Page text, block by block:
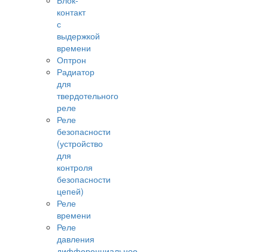
контакт
с
выдержкой
времени
Оптрон
Радиатор
для
твердотельного
реле
Реле
безопасности
(устройство
для
контроля
безопасности
цепей)
Реле
времени
Реле
давления